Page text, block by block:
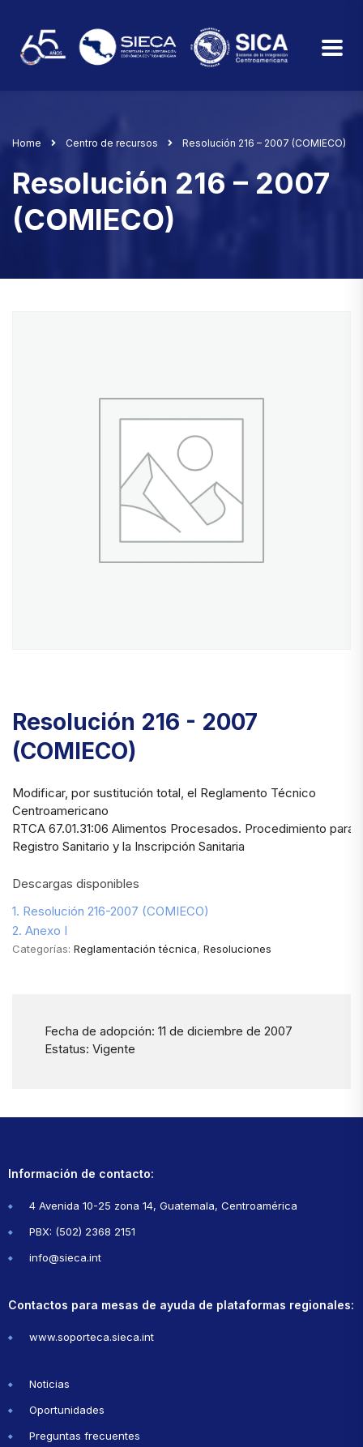
Home Centro de recursos Resolución 216 – 2007 (COMIECO)
Resolución 216 – 2007
(COMIECO)
Resolución 216 - 2007
(COMIECO)
Modificar, por sustitución total, el Reglamento Técnico
Centroamericano
RTCA 67.01.31:06 Alimentos Procesados. Procedimiento para
Registro Sanitario y la Inscripción Sanitaria
Descargas disponibles
1. Resolución 216-2007 (COMIECO)
2. Anexo I
Categorías: Reglamentación técnica, Resoluciones
Fecha de adopción: 11 de diciembre de 2007
Estatus: Vigente
Información de contacto:
4 Avenida 10-25 zona 14, Guatemala, Centroamérica
PBX: (502) 2368 2151
info@sieca.int
Contactos para mesas de ayuda de plataformas regionales:
www.soporteca.sieca.int
Noticias
Oportunidades
Preguntas frecuentes